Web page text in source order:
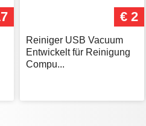
€ 2
Reiniger USB Vacuum
Entwickelt für Reinigung
Compu...